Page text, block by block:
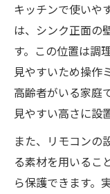
キッチンで使いや
は、シンク正面の
す。この位置は調
見やすいため操作
高齢者がいる家庭
見やすい高さに設
また、リモコンの
る素材を用いるこ
ら保護できます。